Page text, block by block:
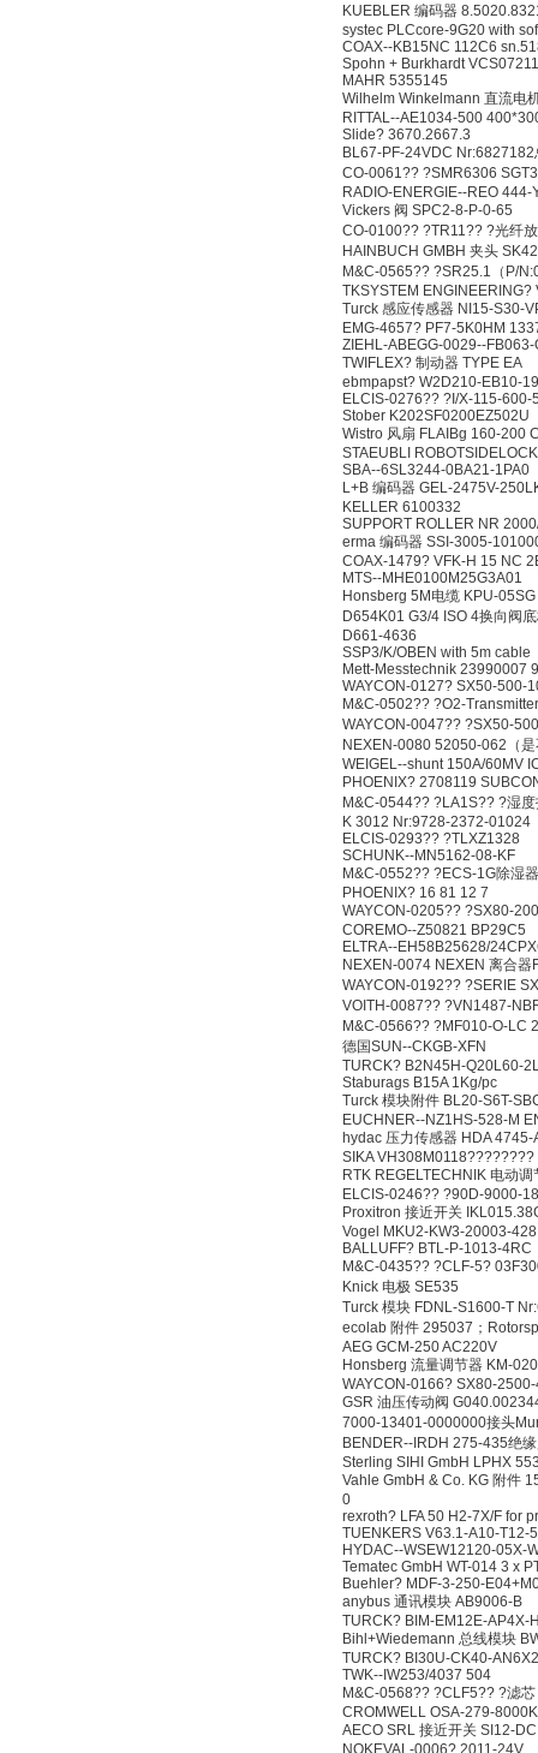
KUEBLER 编码器
systec PLCcore-9G20 with
COAX--KB15NC 112C6
Spohn + Burkhardt
MAHR 5355145
Wilhelm Winkelmann 直流电
RITTAL--AE1034-500
Slide? 3670.2667.3
BL67-PF-24VDC
CO-0061?? ?SMR6306
RADIO-ENERGIE--REO 444-
Vickers 阀 SPC2-8-P-0-65
CO-0100?? ?TR11?? ?光纤
HAINBUCH GMBH 夹头
M&C-0565?? ?SR25.1（P/
TKSYSTEM
Turck 感应传感器 NI15-S30-
EMG-4657? PF7-5K0HM
ZIEHL-ABEGG-0029--
TWIFLEX? 制动器 TYPE EA
ebmpapst? W2D210-EB10-
ELCIS-0276?? ?I/X-115-
Stober K202SF0200EZ502U
Wistro 风扇 FLAIBg 160-200
STAEUBLI
SBA--6SL3244-0BA21-1PA0
L+B 编码器 GEL-2475V-
KELLER 6100332
SUPPORT ROLLER NR
erma 编码器 SSI-3005-
COAX-1479? VFK-H 15 NC
MTS--MHE0100M25G3A01
Honsberg 5M电缆 KPU-05SG
D654K01 G3/4 ISO 4换向阀
D661-4636
SSP3/K/OBEN with 5m cable
Mett-Messtechnik 23990007
WAYCON-0127? SX50-500-
M&C-0502?? ?O2-
WAYCON-0047?? ?SX50-
NEXEN-0080 52050-062（
WEIGEL--shunt 150A/60MV
PHOENIX? 2708119
M&C-0544?? ?LA1S?? ?湿
K 3012 Nr:9728-2372-01024
ELCIS-0293?? ?TLXZ1328
SCHUNK--MN5162-08-KF
M&C-0552?? ?ECS-1G除湿
PHOENIX? 16 81 12 7
WAYCON-0205?? ?SX80-
COREMO--Z50821 BP29C5
ELTRA--EH58B25628/
NEXEN-0074 NEXEN 离合器
WAYCON-0192?? ?SERIE
VOITH-0087?? ?VN1487-
M&C-0566?? ?MF010-O-LC
德国SUN--CKGB-XFN
TURCK? B2N45H-Q20L60-
Staburags B15A 1Kg/pc
Turck 模块附件 BL20-S6T-
EUCHNER--NZ1HS-528-M
hydac 压力传感器 HDA
SIKA VH308M0118????????
RTK REGELTECHNIK 电动
ELCIS-0246?? ?90D-9000-
Proxitron 接近开关
Vogel MKU2-KW3-20003-428
BALLUFF? BTL-P-1013-4RC
M&C-0435?? ?CLF-5?
Knick 电极 SE535
Turck 模块 FDNL-S1600-T
ecolab 附件 295037；
AEG GCM-250 AC220V
Honsberg 流量调节器 KM-
WAYCON-0166? SX80-
GSR 油压传动阀
7000-13401-0000000接头
BENDER--IRDH 275-435绝
Sterling SIHI GmbH LPHX
Vahle GmbH & Co. KG 附件
0
rexroth? LFA 50 H2-7X/F for
TUENKERS V63.1-A10-T12-
HYDAC--WSEW12120-05X-
Tematec GmbH WT-014 3 x
Buehler? MDF-3-250-
anybus 通讯模块 AB9006-B
TURCK? BIM-EM12E-AP4X-
Bihl+Wiedemann 总线模块
TURCK? BI30U-CK40-
TWK--IW253/4037 504
M&C-0568?? ?CLF5?? ?滤芯
CROMWELL OSA-279-8000K
AECO SRL 接近开关 SI12-
NOKEVAL-0006? 2011-24V